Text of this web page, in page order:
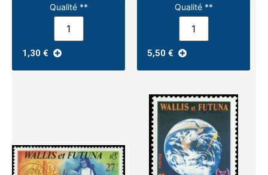
Qualité **
1,30 €
Qualité **
5,50 €